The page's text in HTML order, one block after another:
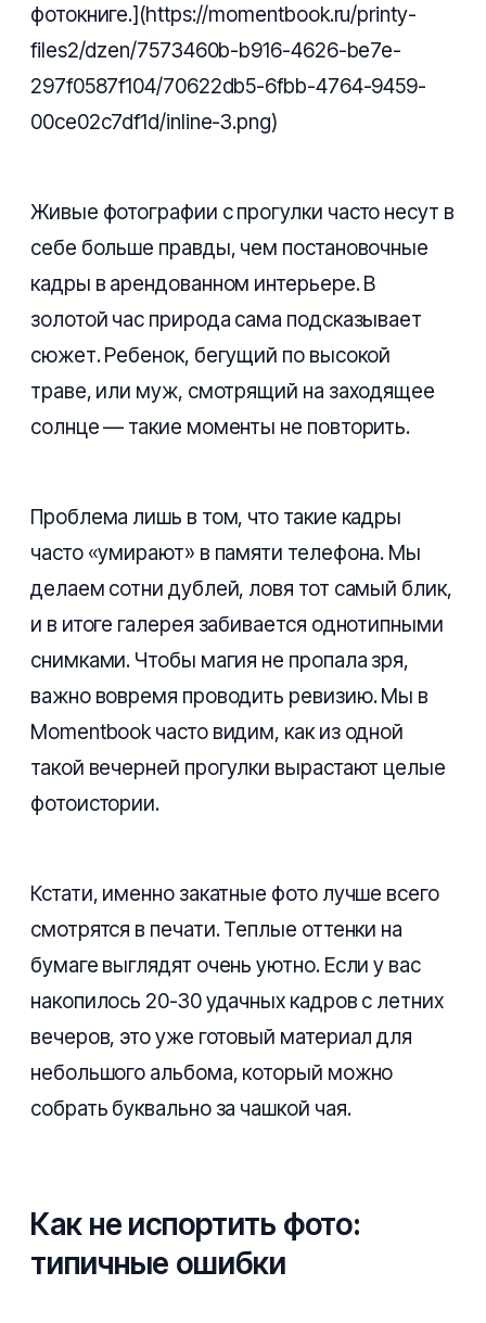
фотокниге.](https://momentbook.ru/printy-
files2/dzen/7573460b-b916-4626-be7e-
297f0587f104/70622db5-6fbb-4764-9459-
00ce02c7df1d/inline-3.png)
Живые фотографии с прогулки часто несут в
себе больше правды, чем постановочные
кадры в арендованном интерьере. В
золотой час природа сама подсказывает
сюжет. Ребенок, бегущий по высокой
траве, или муж, смотрящий на заходящее
солнце — такие моменты не повторить.
Проблема лишь в том, что такие кадры
часто «умирают» в памяти телефона. Мы
делаем сотни дублей, ловя тот самый блик,
и в итоге галерея забивается однотипными
снимками. Чтобы магия не пропала зря,
важно вовремя проводить ревизию. Мы в
Momentbook часто видим, как из одной
такой вечерней прогулки вырастают целые
фотоистории.
Кстати, именно закатные фото лучше всего
смотрятся в печати. Теплые оттенки на
бумаге выглядят очень уютно. Если у вас
накопилось 20-30 удачных кадров с летних
вечеров, это уже готовый материал для
небольшого альбома, который можно
собрать буквально за чашкой чая.
Как не испортить фото:
типичные ошибки